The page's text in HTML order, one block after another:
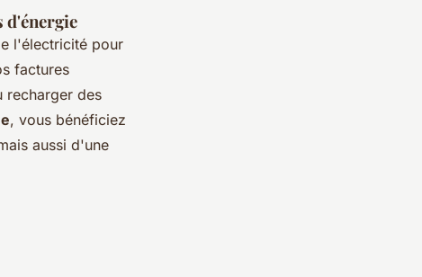
d'énergie
l'électricité pour
factures
recharger des
, vous bénéficiez
aussi d'une